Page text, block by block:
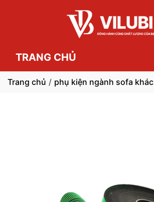
TRANG CHỦ
Trang chủ / phụ kiện ngành sofa khác